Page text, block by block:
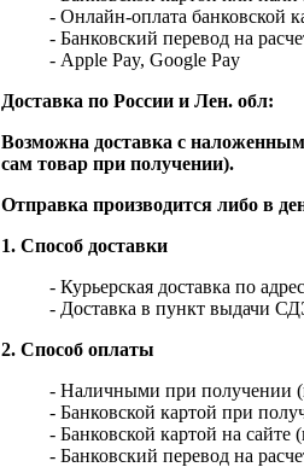
- Онлайн-оплата банковской
- Банковский перевод на
- Apple Pay, Google Pay
Доставка по России и Лен. обл:
Возможна доставка с
сам товар при получении).
Отправка производится либо в
1. Способ доставки
- Курьерская доставка по
- Доставка в пункт выдачи
2. Способ оплаты
- Наличными при получении
- Банковской картой при
- Банковской картой на сайте
- Банковский перевод на